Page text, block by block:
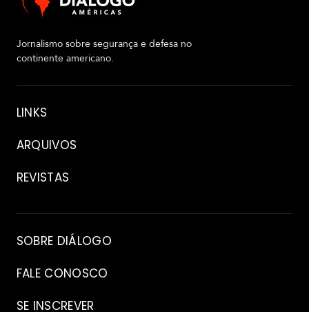
Jornalismo sobre segurança e defesa no
continente americano.
Sobre
LINKS
ARQUIVOS
REVISTAS
Arquivo
SOBRE DIÁLOGO
FALE CONOSCO
SE INSCREVER